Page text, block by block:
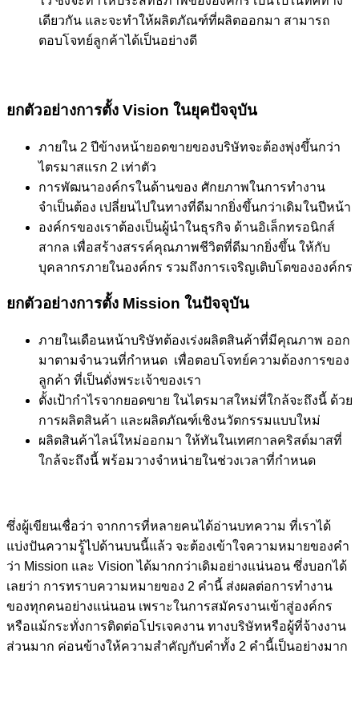
เดียวกัน และจะทำให้ผลิตภัณฑ์ที่ผลิตออกมา สามารถ
ตอบโจทย์ลูกค้าได้เป็นอย่างดี
ยกตัวอย่างการตั้ง Vision ในยุคปัจจุบัน
ภายใน 2 ปีข้างหน้ายอดขายของบริษัทจะต้องพุ่งขึ้นกว่า
ไตรมาสแรก 2 เท่าตัว
การพัฒนาองค์กรในด้านของ ศักยภาพในการทำงาน
จำเป็นต้อง เปลี่ยนไปในทางที่ดีมากยิ่งขึ้นกว่าเดิมในปีหน้า
องค์กรของเราต้องเป็นผู้นำในธุรกิจ ด้านอิเล็กทรอนิกส์
สากล เพื่อสร้างสรรค์คุณภาพชีวิตที่ดีมากยิ่งขึ้น ให้กับ
บุคลากรภายในองค์กร รวมถึงการเจริญเติบโตขององค์กร
ยกตัวอย่างการตั้ง Mission ในปัจจุบัน
ภายในเดือนหน้าบริษัทต้องเร่งผลิตสินค้าที่มีคุณภาพ ออก
มาตามจำนวนที่กำหนด เพื่อตอบโจทย์ความต้องการของ
ลูกค้า ที่เป็นดั่งพระเจ้าของเรา
ตั้งเป้ากำไรจากยอดขาย ในไตรมาสใหม่ที่ใกล้จะถึงนี้ ด้วย
การผลิตสินค้า และผลิตภัณฑ์เชิงนวัตกรรมแบบใหม่
ผลิตสินค้าไลน์ใหม่ออกมา ให้ทันในเทศกาลคริสต์มาสที่
ใกล้จะถึงนี้ พร้อมวางจำหน่ายในช่วงเวลาที่กำหนด
ซึ่งผู้เขียนเชื่อว่า จากการที่หลายคนได้อ่านบทความ ที่เราได้
แบ่งปันความรู้ไปด้านบนนี้แล้ว จะต้องเข้าใจความหมายของคำ
ว่า Mission และ Vision ได้มากกว่าเดิมอย่างแน่นอน ซึ่งบอกได้
เลยว่า การทราบความหมายของ 2 คำนี้ ส่งผลต่อการทำงาน
ของทุกคนอย่างแน่นอน เพราะในการสมัครงานเข้าสู่องค์กร
หรือแม้กระทั่งการติดต่อโปรเจคงาน ทางบริษัทหรือผู้ที่จ้างงาน
ส่วนมาก ค่อนข้างให้ความสำคัญกับคำทั้ง 2 คำนี้เป็นอย่างมาก